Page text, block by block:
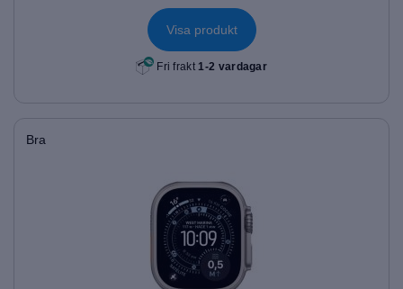
Visa produkt
Fri frakt1-2 vardagar
Bra